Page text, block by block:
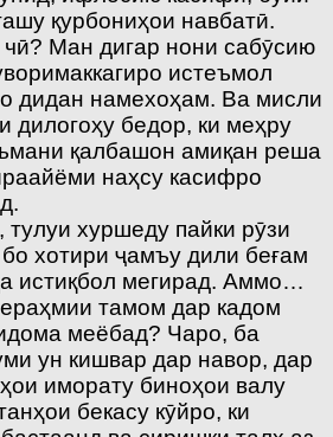
қурбониҳои навбатӣ.
Ман дигар нони сабӯсию
истеъмол
дидан намехоҳам. Ва мисли
дилогоҳу бедор, ки меҳру
қалбашон амиқан реша
наҳсу касифро
тулуи хуршеду пайки рӯзи
хотири ҷамъу дили беғам
истиқбол мегирад. Аммо…
тамом дар кадом
меёбад? Чаро, ба
ун кишвар дар навор, дар
иморату биноҳои валу
бекасу кӯйро, ки